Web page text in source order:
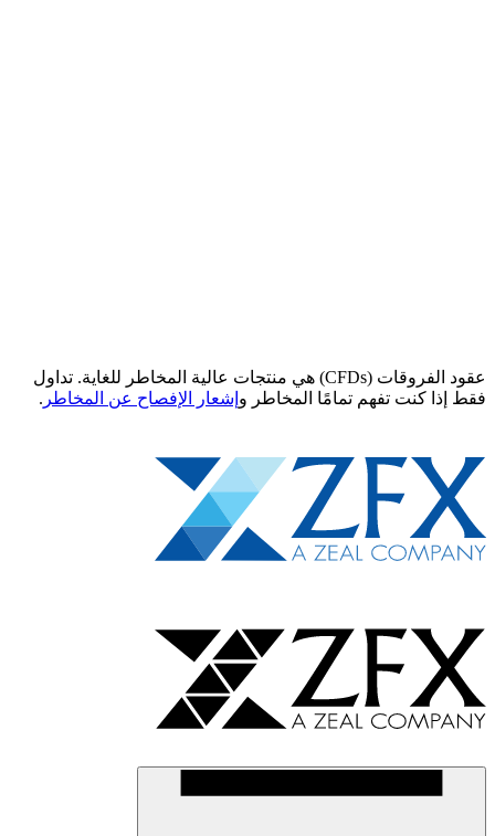
عقود الفروقات (CFDs) هي منتجات عالية المخاطر للغاية. تداول
فقط إذا كنت تفهم تمامًا المخاطر و إشعار الإفصاح عن المخاطر .